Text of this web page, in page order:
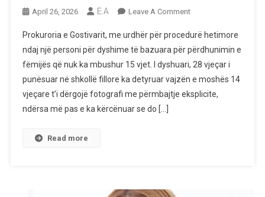
April 26, 2026 E.A Leave A CommentOn
Heton
28-
Vjeçarin
Nga
Gostivari
Prokuroria e Gostivarit, me urdhër për procedurë hetimore
ndaj një personi për dyshime të bazuara për përdhunimin e
fëmijës që nuk ka mbushur 15 vjet. I dyshuari, 28 vjeçar i
punësuar në shkollë fillore ka detyruar vajzën e moshës 14
vjeçare t’i dërgojë fotografi me përmbajtje eksplicite,
ndërsa më pas e ka kërcënuar se do […]
Read more